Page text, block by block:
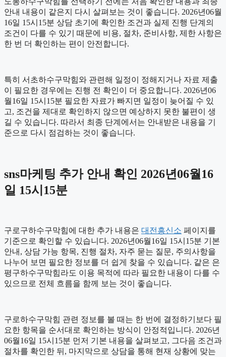
안내 내용이 같은지 다시 살펴보는 것이 좋습니다. 2026년06월
16일 15시15분 상담 초기에 확인한 조건과 실제 진행 단계의
조건이 다를 수 있기 때문에 비용, 절차, 준비사항, 제한 사항은
한 번 더 확인하는 편이 안전합니다.
특히 서초하수구막힘와 관련해 일정이 정해지거나 자료 제출
이 필요한 경우에는 진행 전 확인이 더 중요합니다. 2026년06
월16일 15시15분 필요한 자료가 빠지면 일정이 늦어질 수 있
고, 조건을 제대로 확인하지 않으면 예상하지 못한 불편이 생
길 수 있습니다. 따라서 최종 단계에서는 안내받은 내용을 기
준으로 다시 점검하는 것이 좋습니다.
sns마케팅 추가 안내 확인 2026년06월16
일 15시15분
구로구하수구막힘에 대한 추가 내용은 대전흥신소 페이지를
기준으로 확인할 수 있습니다. 2026년06월16일 15시15분 기본
안내, 상담 가능 항목, 진행 절차, 자주 묻는 질문, 주의사항을
나누어 보면 필요한 정보를 더 쉽게 찾을 수 있습니다. 같은 은
평구하수구막힘라도 이용 목적에 따라 필요한 내용이 다를 수
있으므로 전체 흐름을 함께 보는 것이 좋습니다.
구로하수구막힘 관련 정보를 볼 때는 한 번에 결정하기보다 필
요한 항목을 순서대로 확인하는 방식이 안정적입니다. 2026년
06월16일 15시15분 먼저 기본 내용을 살펴보고, 그다음 조건과
절차를 확인한 뒤, 마지막으로 상담을 통해 현재 상황에 맞는